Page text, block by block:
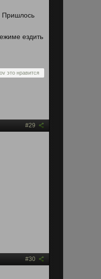
Пришлось
ездить
это нравится
#29
#30